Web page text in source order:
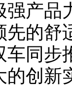
强产品
先的舒
车同步
的创新